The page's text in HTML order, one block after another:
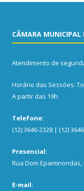
CÂMARA MUNICIPAL
Atendimento de
Horário das Sessões:
A partir das 19h
Telefone:
(12) 3646-2328 | (12)
Presencial:
Rua Dom Epaminondas,
E-mail: